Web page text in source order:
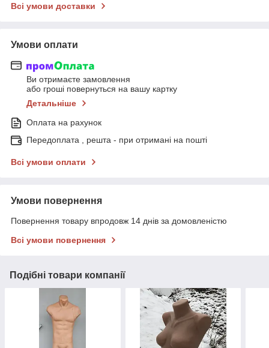
Всі умови доставки
Умови оплати
Ви отримаєте замовлення
або гроші повернуться на вашу картку
Детальніше
Оплата на рахунок
Передоплата , решта - при отримані на пошті
Всі умови оплати
Умови повернення
Повернення товару впродовж 14 днів за домовленістю
Всі умови повернення
Подібні товари компанії